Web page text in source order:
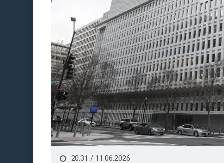
20:31 / 11.06.2026